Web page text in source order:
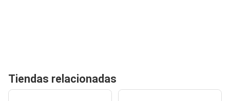
Tiendas relacionadas